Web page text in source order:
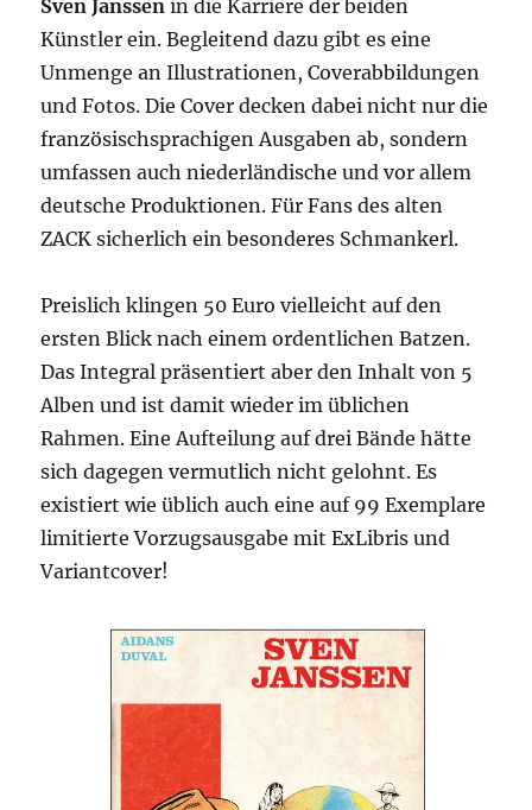
Sven Janssen in die Karriere der beiden
Künstler ein. Begleitend dazu gibt es eine
Unmenge an Illustrationen, Coverabbildungen
und Fotos. Die Cover decken dabei nicht nur die
französischsprachigen Ausgaben ab, sondern
umfassen auch niederländische und vor allem
deutsche Produktionen. Für Fans des alten
ZACK sicherlich ein besonderes Schmankerl.
Preislich klingen 50 Euro vielleicht auf den
ersten Blick nach einem ordentlichen Batzen.
Das Integral präsentiert aber den Inhalt von 5
Alben und ist damit wieder im üblichen
Rahmen. Eine Aufteilung auf drei Bände hätte
sich dagegen vermutlich nicht gelohnt. Es
existiert wie üblich auch eine auf 99 Exemplare
limitierte Vorzugsausgabe mit ExLibris und
Variantcover!